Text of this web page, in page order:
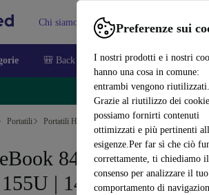
Preferenze sui
I nostri prodotti e i nostri
hanno una cosa in comune:
entrambi vengono riutilizzati.
Grazie al riutilizzo dei
possiamo fornirti contenuti
ottimizzati e più pertinenti
esigenze.Per far sì che ciò
correttamente, ti chiediamo il
consenso per analizzare il tuo
comportamento di
Chi siamo Vendere Assistenza
🎒 Back to school Smartphone
🔥
Portatili Portatili HP
840 G11 | Core
| 14pollici